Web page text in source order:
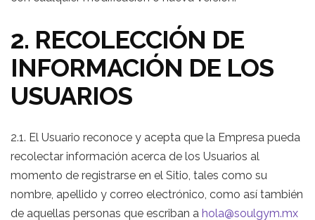
2. RECOLECCIÓN DE
INFORMACIÓN DE LOS
USUARIOS
2.1. El Usuario reconoce y acepta que la Empresa pueda
recolectar información acerca de los Usuarios al
momento de registrarse en el Sitio, tales como su
nombre, apellido y correo electrónico, como así también
de aquellas personas que escriban a hola@soulgym.mx